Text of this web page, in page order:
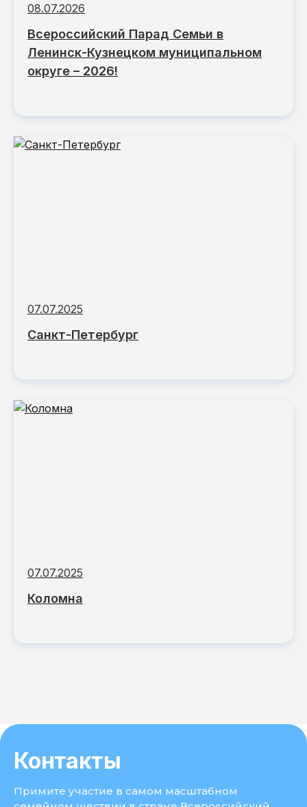
08.07.2026
Всероссийский Парад Семьи в
Ленинск-Кузнецком муниципальном
округе – 2026!
07.07.2025
Санкт-Петербург
07.07.2025
Коломна
Контакты
Примите участие в самом масштабном